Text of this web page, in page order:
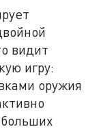
видит
игру:
оружия